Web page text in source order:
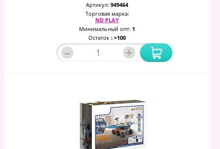
Артикул: 949464
Торговая марка:
ND PLAY
Минимальный опт: 1
Остаток : >100
– +